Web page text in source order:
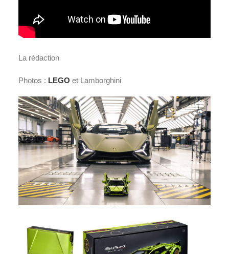
La rédaction
Photos : LEGO et Lamborghini